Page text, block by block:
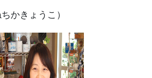
かきょうこ）